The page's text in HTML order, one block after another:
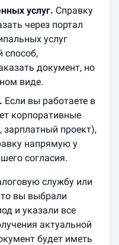
услуг. Справку
через портал
услуг
способ,
документ, но
виде.
Если вы работаете в
корпоративные
проект),
напрямую у
согласия.
службу или
вы выбрали
и указали все
актуальной
будет иметь